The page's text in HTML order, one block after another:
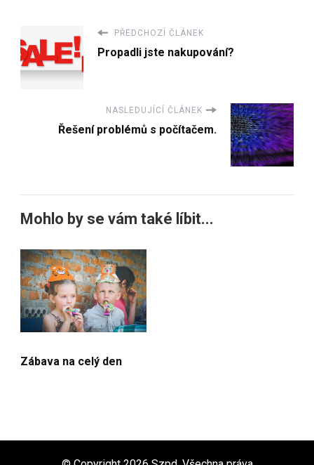
PŘEDCHOZÍ ČLÁNEK
Propadli jste nakupování?
NASLEDUJÍCÍ ČLÁNEK
Řešení problémů s počítačem.
Mohlo by se vám také líbit...
Zábava na celý den